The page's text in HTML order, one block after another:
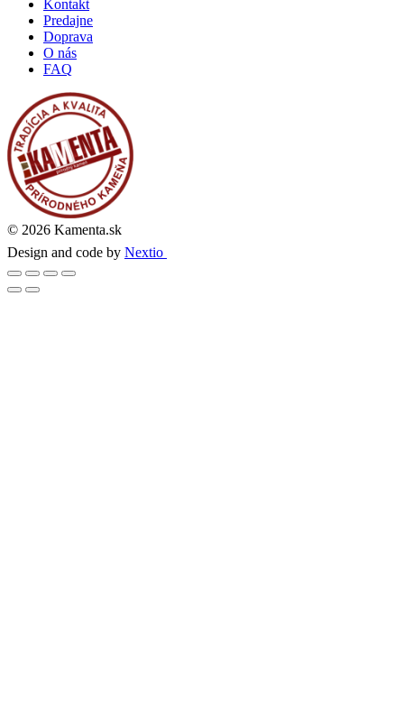
Kontakt
Predajne
Doprava
O nás
FAQ
© 2026 Kamenta.sk
Design and code by Nextio